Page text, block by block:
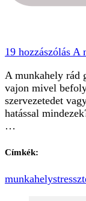
19 hozzászólás A
A munkahely rád
vajon mivel
szervezetedet
hatással
…
Címkék:
munkahelystressz